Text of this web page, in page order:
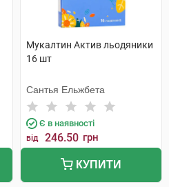
Мукалтин Актив льодяники
16 шт
Сантья Ельжбета
Є в наявності
від 246.50 грн
КУПИТИ